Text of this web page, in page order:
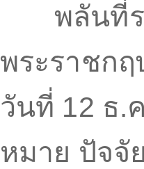
พลันที่รา
พระราชก
วันที่ 12 ธ.
หมาย ปัจจั